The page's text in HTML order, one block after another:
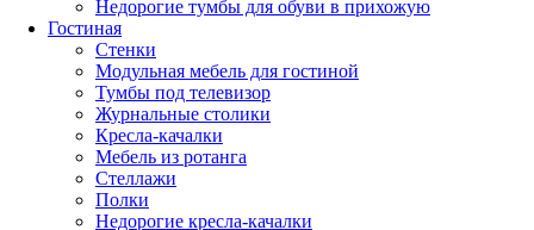
Недорогие тумбы для обуви в прихожую
Гостиная
Стенки
Модульная мебель для гостиной
Тумбы под телевизор
Журнальные столики
Кресла-качалки
Мебель из ротанга
Стеллажи
Полки
Недорогие кресла-качалки